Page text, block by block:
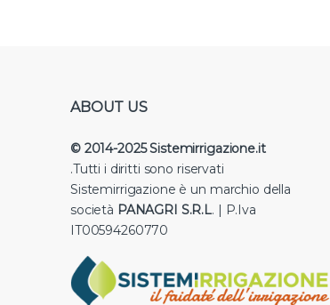
ABOUT US
© 2014-2025 Sistemirrigazione.it
.Tutti i diritti sono riservati
Sistemirrigazione è un marchio della
società PANAGRI S.R.L. | P.Iva
IT00594260770